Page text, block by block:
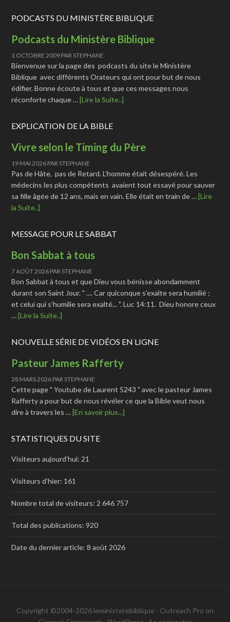
PODCASTS DU MINISTÈRE BIBLIQUE
Podcasts du Ministère Biblique
1 OCTOBRE 2009 PAR STEPHANE
Bienvenue sur la page des podcasts du site le Ministère
Biblique avec différents Orateurs qui ont pour but de nous
édifier. Bonne écoute à tous et que ces messages nous
réconforte chaque …[Lire la Suite..]
EXPLICATION DE LA BIBLE
Vivre selon le Timing du Père
19 MAI 2026 PAR STEPHANE
Pas de Hâte, pas de Retard. L'homme était désespéré. Les
médecins les plus compétents avaient tout essayé pour sauver
sa fille âgée de 12 ans, mais en vain. Elle était en train de …[Lire
la Suite..]
MESSAGE POUR LE SABBAT
Bon Sabbat à tous
7 AOÛT 2026 PAR STEPHANE
Bon Sabbat à tous et que Dieu vous bénisse abondamment
durant son Saint Jour. " .... Car quiconque s’exalte sera humilié ;
et celui qui s’humilie sera exalté... ". Luc 14:11. Dieu honore ceux
…[Lire la Suite..]
NOUVELLE SÉRIE DE VIDÉOS EN LIGNE
Pasteur James Rafferty
28 MARS 2026 PAR STEPHANE
Cette page " Youtube de Laurent 5243 " avec le pasteur James
Rafferty a pour but de nous révéler ce que la Bible veut nous
dire à travers les …[En savoir plus...]
STATISTIQUES DU SITE
Visiteurs aujourd’hui: 21
Visiteurs d’hier: 161
Nombre total de visiteurs: 2 646 757
Total des publications:920
Date du dernier article:8 août 2026
Copyright ©2004-2026 leministerebiblique · Outreach Pro on